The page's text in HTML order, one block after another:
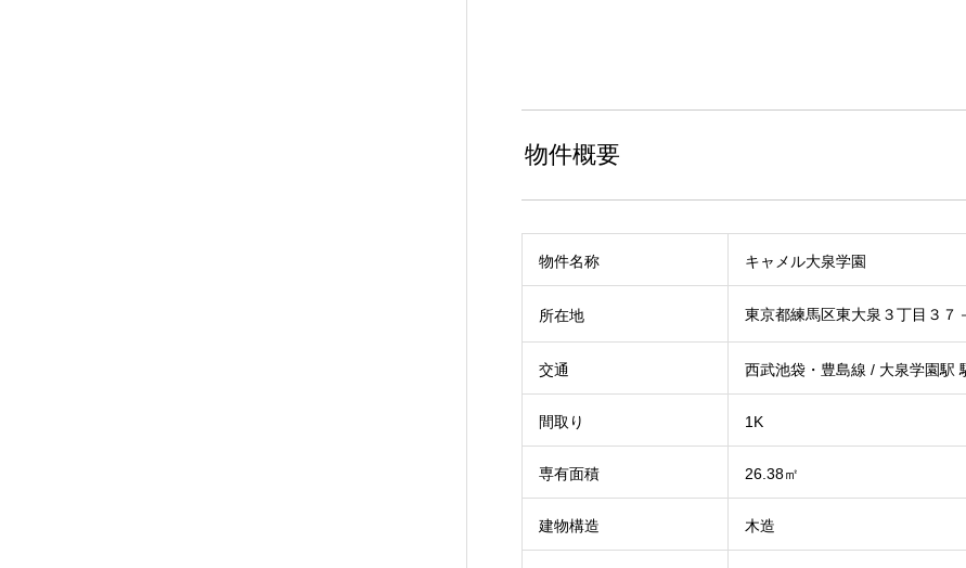
物件概要
物件名称 キャメル大泉学園
所在地 東京都練馬区東大泉３丁目３
交通 西武池袋・豊島線 / 大泉学園駅
間取り 1K
専有面積 26.38㎡
建物構造 木造